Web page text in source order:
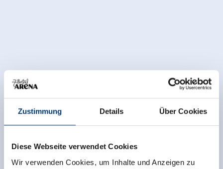
Zustimmung Details Über Cookies
Diese Webseite verwendet Cookies
Wir verwenden Cookies, um Inhalte und Anzeigen zu